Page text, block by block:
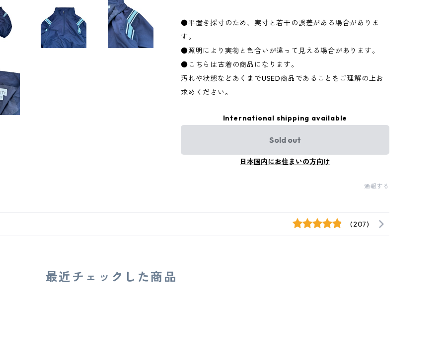
●平置き採寸のため、実寸と若干の誤差がある場合がありま
す。
●照明により実物と色合いが違って見える場合があります。
●こちらは古着の商品になります。
汚れや状態などあくまでUSED商品であることをご理解の上お
求めください。
International shipping available
Sold out
日本国内にお住まいの方向け
通報する
(207)
最近チェックした商品